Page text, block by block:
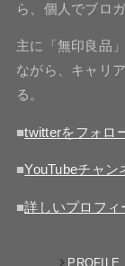
ら、個人でブロ
主に「無印良品
ながら、キャリ
る。
■twitterをフォロ
■YouTubeチャン
■詳しいプロフィ
PROFILE